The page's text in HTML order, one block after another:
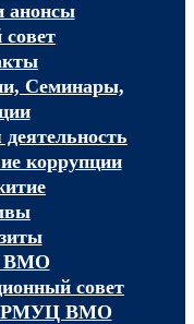
анонсы
Семинары,
коррупции
ВМО
совет
РМУЦ ВМО